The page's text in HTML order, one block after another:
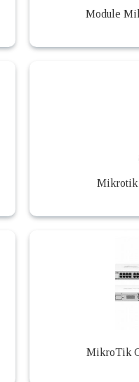
Module
Mikrotik
MikroTik